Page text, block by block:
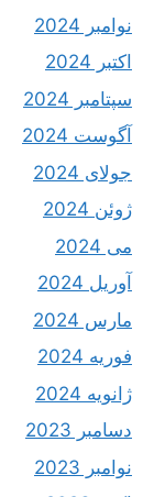
نوامبر 2024
اکتبر 2024
سپتامبر 2024
آگوست 2024
جولای 2024
ژوئن 2024
می 2024
آوریل 2024
مارس 2024
فوریه 2024
ژانویه 2024
دسامبر 2023
نوامبر 2023